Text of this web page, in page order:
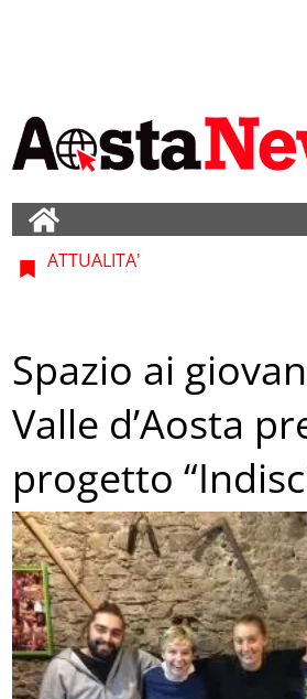
ATTUALITA'
Spazio ai
Valle d’Aosta
progetto